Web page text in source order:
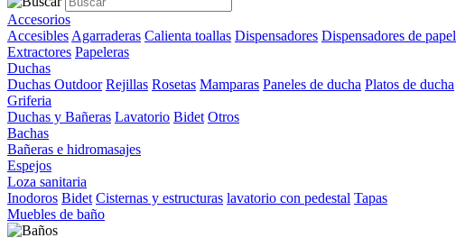
Accesorios
Accesibles Agarraderas Calienta toallas Dispensadores Dispensadores de papel
Extractores Papeleras
Duchas
Duchas Outdoor Rejillas Rosetas Mamparas Paneles de ducha Platos de ducha
Griferia
Duchas y Bañeras Lavatorio Bidet Otros
Bachas
Bañeras e hidromasajes
Espejos
Loza sanitaria
Inodoros Bidet Cisternas y estructuras lavatorio con pedestal Tapas
Muebles de baño